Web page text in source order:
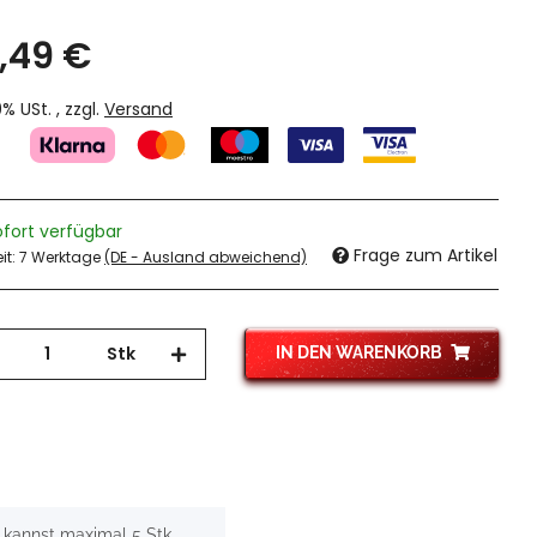
€
USt. , zzgl. Versand
verfügbar
7 Werktage(DE - Ausland abweichend) Frage zum Artikel
Stk IN DEN WARENKORB